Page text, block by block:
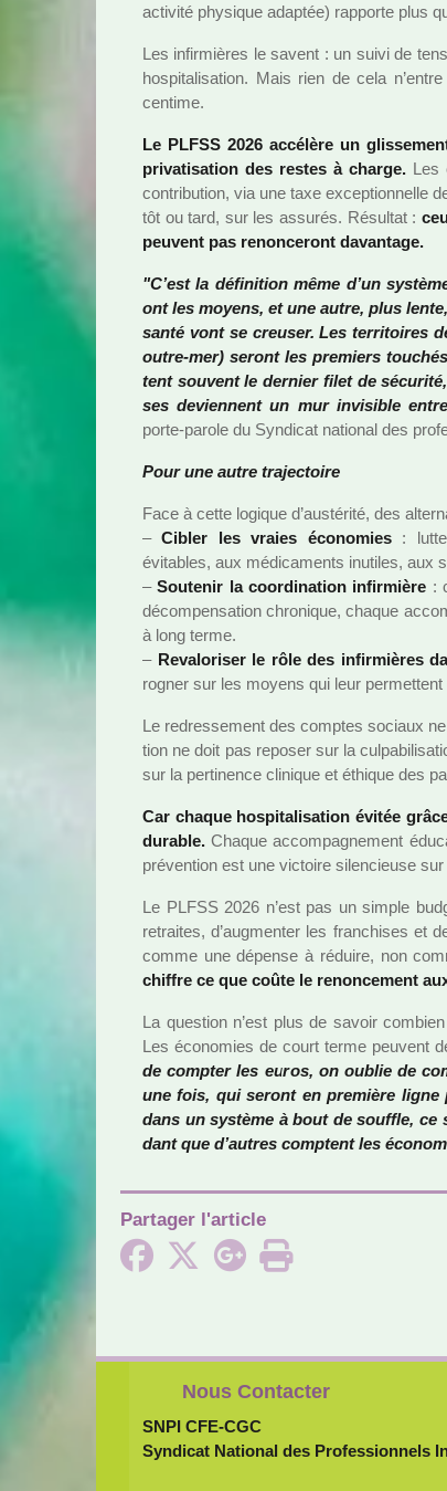
acti­vité phy­si­que adap­tée) rap­porte plus
Les infir­miè­res le savent : un suivi de
hos­pi­ta­li­sa­tion. Mais rien de cela
cen­time.
Le PLFSS 2026 accé­lère un
pri­va­ti­sa­tion des restes à charge.Les
contri­bu­tion, via une taxe excep­tion­nelle
tôt ou tard, sur les assu­rés. Résultat :
peu­vent pas renon­ce­ront davan­tage.
"C’est la défi­ni­tion même d’un
ont les moyens, et une autre, plus
santé vont se creu­ser. Les ter­ri­toi­res
outre-mer) seront les pre­miers
tent sou­vent le der­nier filet de
ses devien­nent un mur invi­si­ble
porte-parole du Syndicat natio­nal des
Pour une autre tra­jec­toire
Face à cette logi­que d’aus­té­rité, des
–Cibler les vraies économies: lutter
évitables, aux médi­ca­ments inu­ti­les, aux
–Soutenir la coor­di­na­tion infir­mière :
décom­pen­sa­tion chro­ni­que, chaque
à long terme.
– Revaloriser le rôle des infir­miè­res
rogner sur les moyens qui leur per­met­tent
Le redres­se­ment des comp­tes sociaux
tion ne doit pas repo­ser sur la
sur la per­ti­nence cli­ni­que et éthique des
Car chaque hos­pi­ta­li­sa­tion évitée
dura­ble. Chaque accom­pa­gne­ment
pré­ven­tion est une vic­toire silen­cieuse sur
Le PLFSS 2026 n’est pas un simple
retrai­tes, d’aug­men­ter les fran­chi­ses et
comme une dépense à réduire, non
chif­fre ce que coûte le renon­ce­ment
La ques­tion n’est plus de savoir
Les économies de court terme peu­vent
de comp­ter les euros, on oublie de
une fois, qui seront en pre­mière ligne
dans un sys­tème à bout de souf­fle,
dant que d’autres comp­tent les
Partager l'article
Nous Contacter
SNPI CFE-CGC
Syndicat National des Professionnels